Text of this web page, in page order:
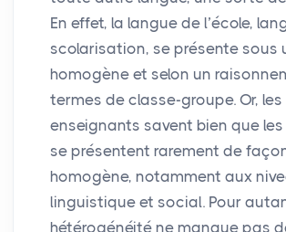
En effet, la langue de l’école,
scolarisation, se présente sous
homogène et selon un
termes de classe-groupe. Or, les
enseignants savent bien que
se présentent rarement de
homogène, notamment aux
linguistique et social. Pour
hétérogénéité ne manque pas